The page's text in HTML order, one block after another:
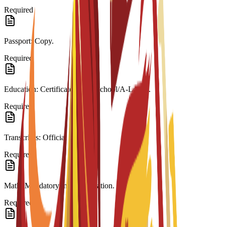
Required
Passport: Copy.
Required
Education: Certificate (High School/A-Level).
Required
Transcripts: Official records.
Required
Math: Mandatory in last education.
Required